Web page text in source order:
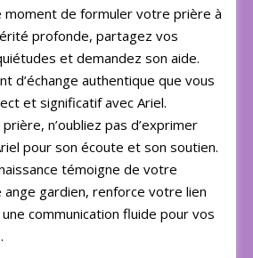
moment de formuler votre prière à
profonde, partagez vos
et demandez son aide.
d’échange authentique que vous
et significatif avec Ariel.
n’oubliez pas d’exprimer
pour son écoute et son soutien.
témoigne de votre
gardien, renforce votre lien
communication fluide pour vos